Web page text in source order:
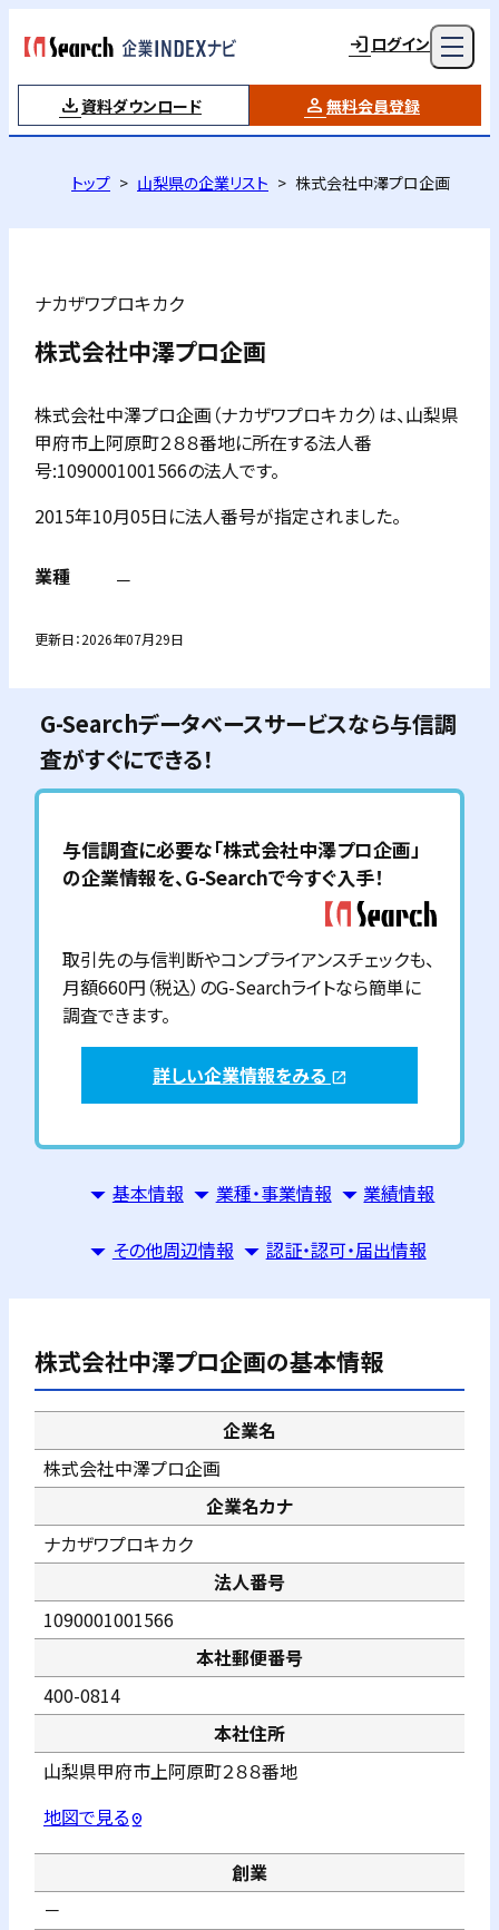
ログイン
資料ダウンロード 無料会員登録
トップ 山梨県の企業リスト 株式会社中澤プロ企画
ナカザワプロキカク
株式会社中澤プロ企画
株式会社中澤プロ企画（ナカザワプロキカク）は、山梨県
甲府市上阿原町２８８番地に所在する法人番
号:1090001001566の法人です。
2015年10月05日に法人番号が指定されました。
業種 －
更新日：2026年07月29日
G-Searchデータベースサービスなら与信調
査がすぐにできる！
与信調査に必要な「株式会社中澤プロ企画」
の企業情報を、G-Searchで今すぐ入手！
取引先の与信判断やコンプライアンスチェックも、
月額660円（税込）のG-Searchライトなら簡単に
調査できます。
詳しい企業情報をみる open_in_new
基本情報 業種・事業情報 業績情報
その他周辺情報 認証・認可・届出情報
株式会社中澤プロ企画の基本情報
企業名
株式会社中澤プロ企画
企業名カナ
ナカザワプロキカク
法人番号
1090001001566
本社郵便番号
400-0814
本社住所
山梨県甲府市上阿原町２８８番地
地図で見るpin_drop
創業
－